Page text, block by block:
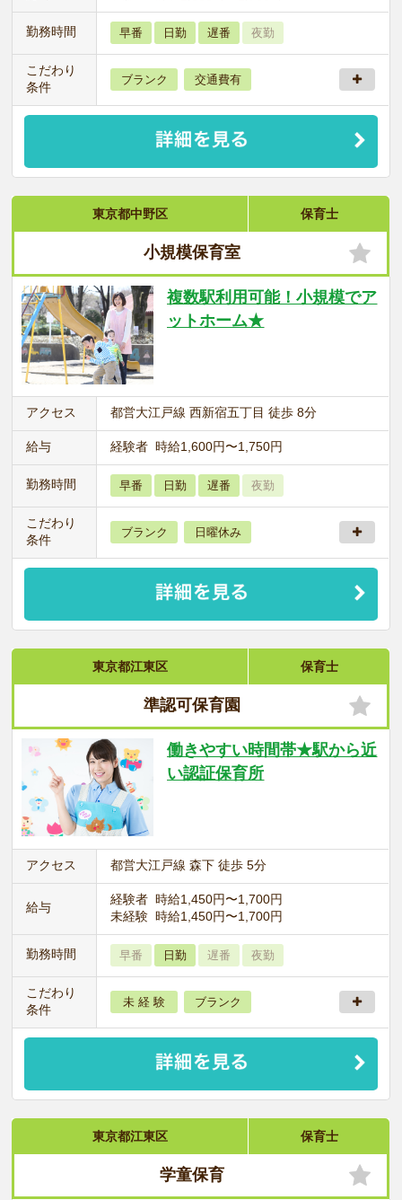
勤務時間 早番 日勤 遅番 夜勤
こだわり
条件
ブランク 交通費有
東京都中野区 保育士
小規模保育室
複数駅利用可能！小規模でア
ットホーム★
アクセス 都営大江戸線 西新宿五丁目 徒歩 8分
給与 経験者 時給1,600円〜1,750円
勤務時間 早番 日勤 遅番 夜勤
こだわり
条件
ブランク 日曜休み
東京都江東区 保育士
準認可保育園
働きやすい時間帯★駅から近
い認証保育所
アクセス 都営大江戸線 森下 徒歩 5分
給与
経験者 時給1,450円〜1,700円
未経験 時給1,450円〜1,700円
勤務時間 早番 日勤 遅番 夜勤
こだわり
条件
未 経 験 ブランク
東京都江東区 保育士
学童保育